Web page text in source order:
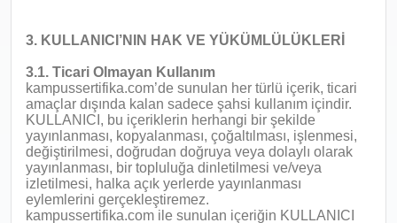
3. KULLANICI’NIN HAK VE YÜKÜMLÜLÜKLERİ
3.1. Ticari Olmayan Kullanım
kampussertifika.com’de sunulan her türlü içerik, ticari
amaçlar dışında kalan sadece şahsi kullanım içindir.
KULLANICI, bu içeriklerin herhangi bir şekilde
yayınlanması, kopyalanması, çoğaltılması, işlenmesi,
değiştirilmesi, doğrudan doğruya veya dolaylı olarak
yayınlanması, bir topluluğa dinletilmesi ve/veya
izletilmesi, halka açık yerlerde yayınlanması
eylemlerini gerçekleştiremez.
kampussertifika.com ile sunulan içeriğin KULLANICI